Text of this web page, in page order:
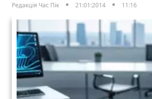
Редакція Час Пік
21:01:2014 11:16